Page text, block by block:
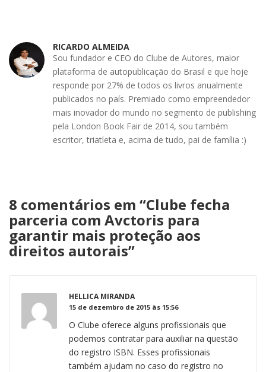
RICARDO ALMEIDA
Sou fundador e CEO do Clube de Autores, maior
plataforma de autopublicação do Brasil e que hoje
responde por 27% de todos os livros anualmente
publicados no país. Premiado como empreendedor
mais inovador do mundo no segmento de publishing
pela London Book Fair de 2014, sou também
escritor, triatleta e, acima de tudo, pai de família :)
8 comentários em “Clube fecha
parceria com Avctoris para
garantir mais proteção aos
direitos autorais”
HELLICA MIRANDA
15 de dezembro de 2015 às 15:56
O Clube oferece alguns profissionais que
podemos contratar para auxiliar na questão
do registro ISBN. Esses profissionais
também ajudam no caso do registro no